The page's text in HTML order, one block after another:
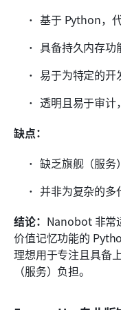
基于 Python，
具备持久内存功
易于为特定的开
透明且易于审计
缺点：
缺乏旗舰（服务
并非为复杂的多
结论： Nanobot 非常
价值记忆功能的
理想用于专注且具备
（服务）负担。